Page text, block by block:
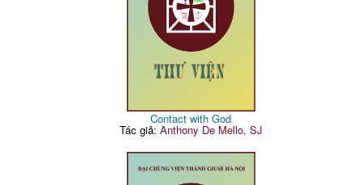
Contact with God
Tác giả: Anthony De Mello, SJ